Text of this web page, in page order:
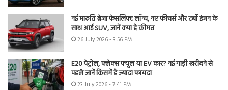
नई मारुति ब्रेजा फेसलिफ्ट लॉन्च, नए फीचर्स और टर्बो इंजन के
साथ आई SUV, जानें क्या है कीमत
26 July 2026 - 3:56 PM
E20 पेट्रोल, फ्लेक्स फ्यूल या EV कार? नई गाड़ी खरीदने से
पहले जानें किसमें है ज्यादा फायदा
23 July 2026 - 7:41 PM